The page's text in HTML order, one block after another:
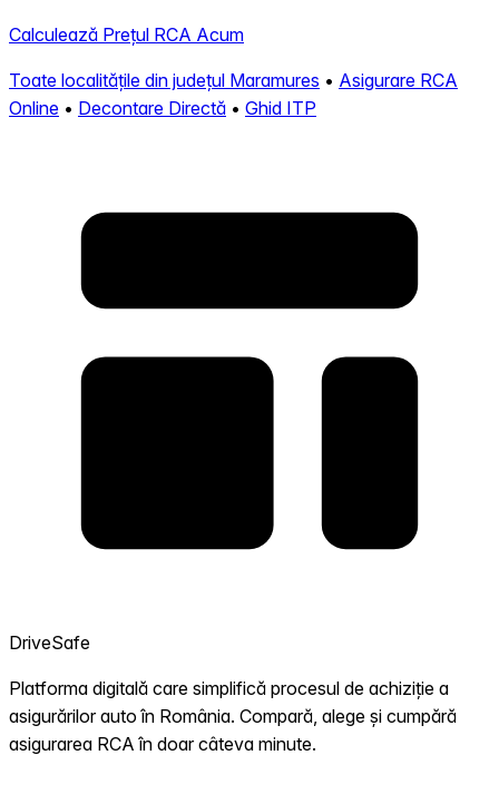
Calculează Prețul RCA Acum
Toate localitățile din județul Maramures • Asigurare RCA
Online • Decontare Directă • Ghid ITP
DriveSafe
Platforma digitală care simplifică procesul de achiziție a
asigurărilor auto în România. Compară, alege și cumpără
asigurarea RCA în doar câteva minute.